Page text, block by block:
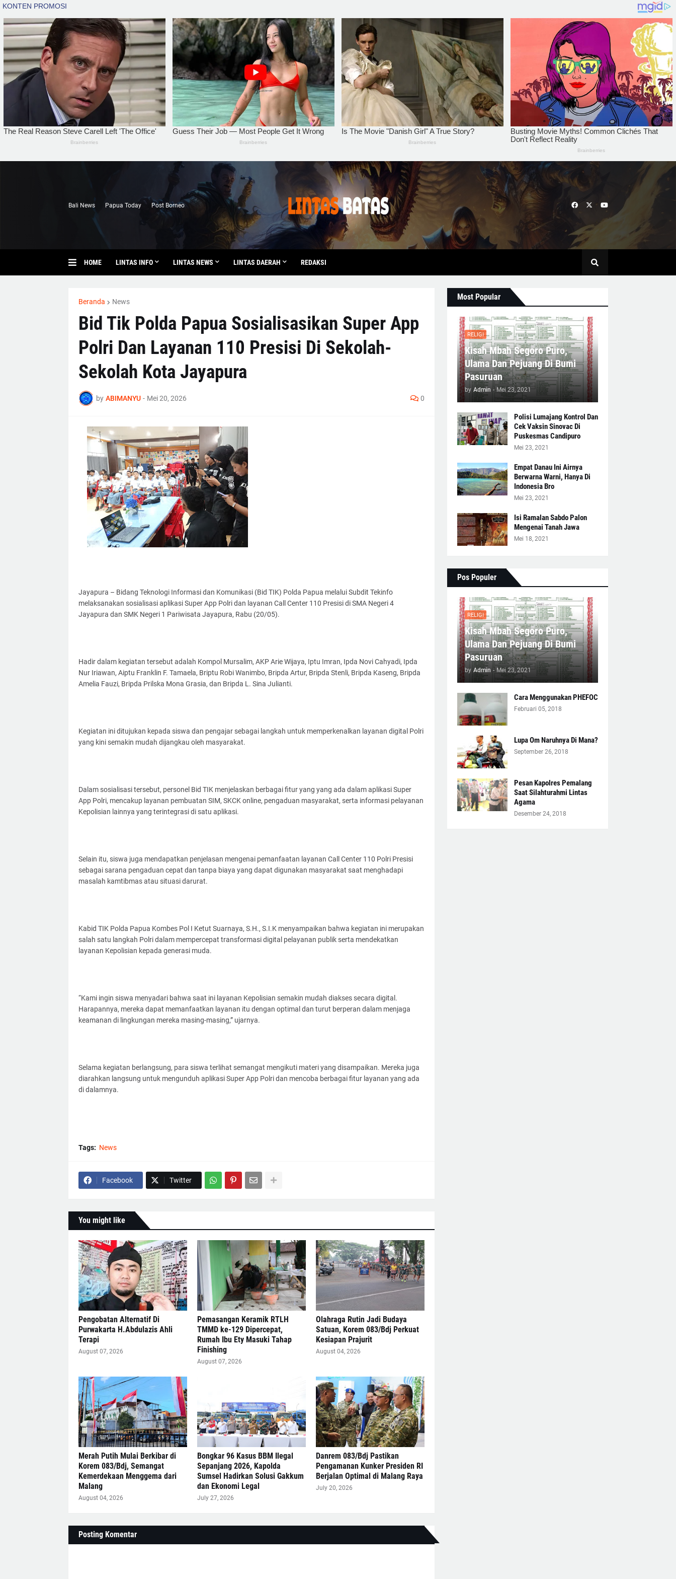
Bali News Papua Today Post Borneo
HOME LINTAS INFO LINTAS NEWS LINTAS DAERAH REDAKSI
Beranda News
Bid Tik Polda Papua Sosialisasikan Super App
Polri Dan Layanan 110 Presisi Di Sekolah-
Sekolah Kota Jayapura
by ABIMANYU - Mei 20, 2026 0
Jayapura – Bidang Teknologi Informasi dan Komunikasi (Bid TIK) Polda Papua melalui Subdit Tekinfo
melaksanakan sosialisasi aplikasi Super App Polri dan layanan Call Center 110 Presisi di SMA Negeri 4
Jayapura dan SMK Negeri 1 Pariwisata Jayapura, Rabu (20/05).
Hadir dalam kegiatan tersebut adalah Kompol Mursalim, AKP Arie Wijaya, Iptu Imran, Ipda Novi Cahyadi, Ipda
Nur Iriawan, Aiptu Franklin F. Tamaela, Briptu Robi Wanimbo, Bripda Artur, Bripda Stenli, Bripda Kaseng, Bripda
Amelia Fauzi, Bripda Prilska Mona Grasia, dan Bripda L. Sina Julianti.
Kegiatan ini ditujukan kepada siswa dan pengajar sebagai langkah untuk memperkenalkan layanan digital Polri
yang kini semakin mudah dijangkau oleh masyarakat.
Dalam sosialisasi tersebut, personel Bid TIK menjelaskan berbagai fitur yang yang ada dalam aplikasi Super
App Polri, mencakup layanan pembuatan SIM, SKCK online, pengaduan masyarakat, serta informasi pelayanan
Kepolisian lainnya yang terintegrasi di satu aplikasi.
Selain itu, siswa juga mendapatkan penjelasan mengenai pemanfaatan layanan Call Center 110 Polri Presisi
sebagai sarana pengaduan cepat dan tanpa biaya yang dapat digunakan masyarakat saat menghadapi
masalah kamtibmas atau situasi darurat.
Kabid TIK Polda Papua Kombes Pol I Ketut Suarnaya, S.H., S.I.K menyampaikan bahwa kegiatan ini merupakan
salah satu langkah Polri dalam mempercepat transformasi digital pelayanan publik serta mendekatkan
layanan Kepolisian kepada generasi muda.
“Kami ingin siswa menyadari bahwa saat ini layanan Kepolisian semakin mudah diakses secara digital.
Harapannya, mereka dapat memanfaatkan layanan itu dengan optimal dan turut berperan dalam menjaga
keamanan di lingkungan mereka masing-masing,” ujarnya.
Selama kegiatan berlangsung, para siswa terlihat semangat mengikuti materi yang disampaikan. Mereka juga
diarahkan langsung untuk mengunduh aplikasi Super App Polri dan mencoba berbagai fitur layanan yang ada
di dalamnya.
Tags: News
Facebook Twitter
You might like
Pengobatan Alternatif Di
Purwakarta H.Abdulazis Ahli
Terapi
August 07, 2026
Pemasangan Keramik RTLH
TMMD ke-129 Dipercepat,
Rumah Ibu Ety Masuki Tahap
Finishing
August 07, 2026
Olahraga Rutin Jadi Budaya
Satuan, Korem 083/Bdj Perkuat
Kesiapan Prajurit
August 04, 2026
Merah Putih Mulai Berkibar di
Korem 083/Bdj, Semangat
Kemerdekaan Menggema dari
Malang
August 04, 2026
Bongkar 96 Kasus BBM Ilegal
Sepanjang 2026, Kapolda
Sumsel Hadirkan Solusi Gakkum
dan Ekonomi Legal
July 27, 2026
Danrem 083/Bdj Pastikan
Pengamanan Kunker Presiden RI
Berjalan Optimal di Malang Raya
July 20, 2026
Posting Komentar
Most Popular
RELIGI
Kisah Mbah Segoro Puro,
Ulama Dan Pejuang Di Bumi
Pasuruan
by Admin - Mei 23, 2021
Polisi Lumajang Kontrol Dan
Cek Vaksin Sinovac Di
Puskesmas Candipuro
Mei 23, 2021
Empat Danau Ini Airnya
Berwarna Warni, Hanya Di
Indonesia Bro
Mei 23, 2021
Isi Ramalan Sabdo Palon
Mengenai Tanah Jawa
Mei 18, 2021
Pos Populer
RELIGI
Kisah Mbah Segoro Puro,
Ulama Dan Pejuang Di Bumi
Pasuruan
by Admin - Mei 23, 2021
Cara Menggunakan PHEFOC
Februari 05, 2018
Lupa Om Naruhnya Di Mana?
September 26, 2018
Pesan Kapolres Pemalang
Saat Silahturahmi Lintas
Agama
Desember 24, 2018